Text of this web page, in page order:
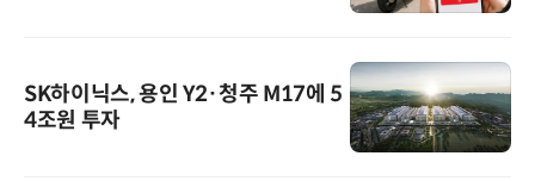
SK하이닉스, 용인 Y2·청주 M17에 5
4조원 투자